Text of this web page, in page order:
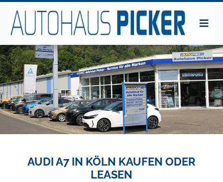
AUDI A7 IN KÖLN KAUFEN ODER
LEASEN